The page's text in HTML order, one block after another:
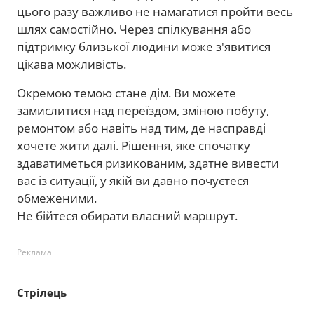
цього разу важливо не намагатися пройти весь
шлях самостійно. Через спілкування або
підтримку близької людини може з'явитися
цікава можливість.
Окремою темою стане дім. Ви можете
замислитися над переїздом, зміною побуту,
ремонтом або навіть над тим, де насправді
хочете жити далі. Рішення, яке спочатку
здаватиметься ризикованим, здатне вивести
вас із ситуації, у якій ви давно почуєтеся
обмеженими.
Не бійтеся обирати власний маршрут.
Реклама
Стрілець